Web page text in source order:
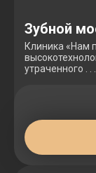
Зубной
Клиника «Нам
утраченного . . .